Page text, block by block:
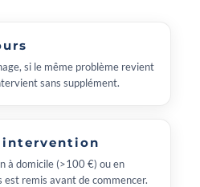
si le même problème revient
sans supplément.
intervention
à domicile (>100 €) ou en
est remis avant de commencer.